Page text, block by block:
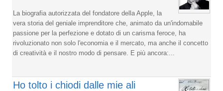
La biografia autorizzata del fondatore della Apple, la
vera storia del geniale imprenditore che, animato da un'indomabile
passione per la perfezione e dotato di un carisma feroce, ha
rivoluzionato non solo l'economia e il mercato, ma anche il concetto
di creatività e il nostro modo di pensare. E più ancora:...
Ho tolto i chiodi dalle mie ali